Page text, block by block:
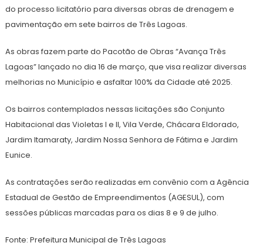
do processo licitatório para diversas obras de drenagem e
pavimentação em sete bairros de Três Lagoas.
As obras fazem parte do Pacotão de Obras “Avança Três
Lagoas” lançado no dia 16 de março, que visa realizar diversas
melhorias no Município e asfaltar 100% da Cidade até 2025.
Os bairros contemplados nessas licitações são Conjunto
Habitacional das Violetas I e II, Vila Verde, Chácara Eldorado,
Jardim Itamaraty, Jardim Nossa Senhora de Fátima e Jardim
Eunice.
As contratações serão realizadas em convênio com a Agência
Estadual de Gestão de Empreendimentos (AGESUL), com
sessões públicas marcadas para os dias 8 e 9 de julho.
Fonte: Prefeitura Municipal de Três Lagoas